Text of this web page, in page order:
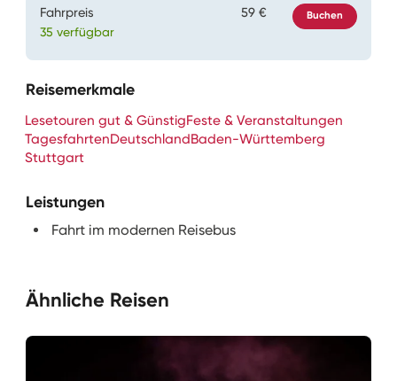
Fahrpreis
35 verfügbar
59 € Buchen
Reisemerkmale
Lesetouren gut & GünstigFeste & Veranstaltungen
TagesfahrtenDeutschlandBaden-Württemberg
Stuttgart
Leistungen
Fahrt im modernen Reisebus
Ähnliche Reisen